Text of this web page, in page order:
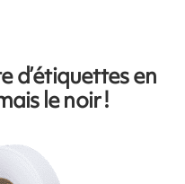
d’étiquettes en
le noir !